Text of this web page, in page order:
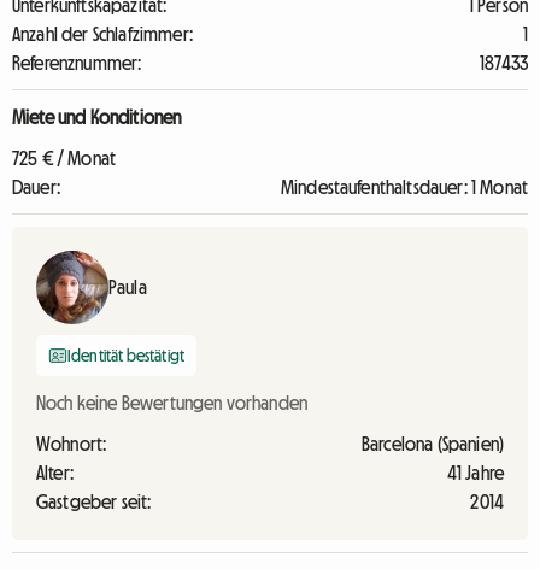
Unterkunftskapazität:
1 Person
Anzahl der Schlafzimmer:
1
Referenznummer:
187433
Miete und Konditionen
725 € / Monat
Dauer:
Mindestaufenthaltsdauer: 1 Monat
Paula
Identität bestätigt
Noch keine Bewertungen vorhanden
Wohnort:
Barcelona (Spanien)
Alter:
41 Jahre
Gastgeber seit:
2014